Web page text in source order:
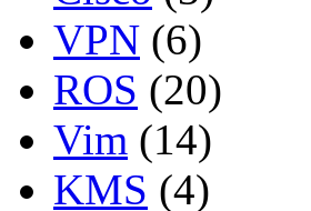
VPN (6)
ROS (20)
Vim (14)
KMS (4)